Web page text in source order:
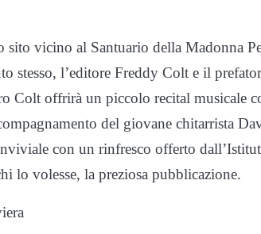
sito vicino al Santuario della Madonna
stesso, l’editore Freddy Colt e il
Colt offrirà un piccolo recital musicale
del giovane chitarrista
con un rinfresco offerto
lo volesse, la preziosa pubblicazione.